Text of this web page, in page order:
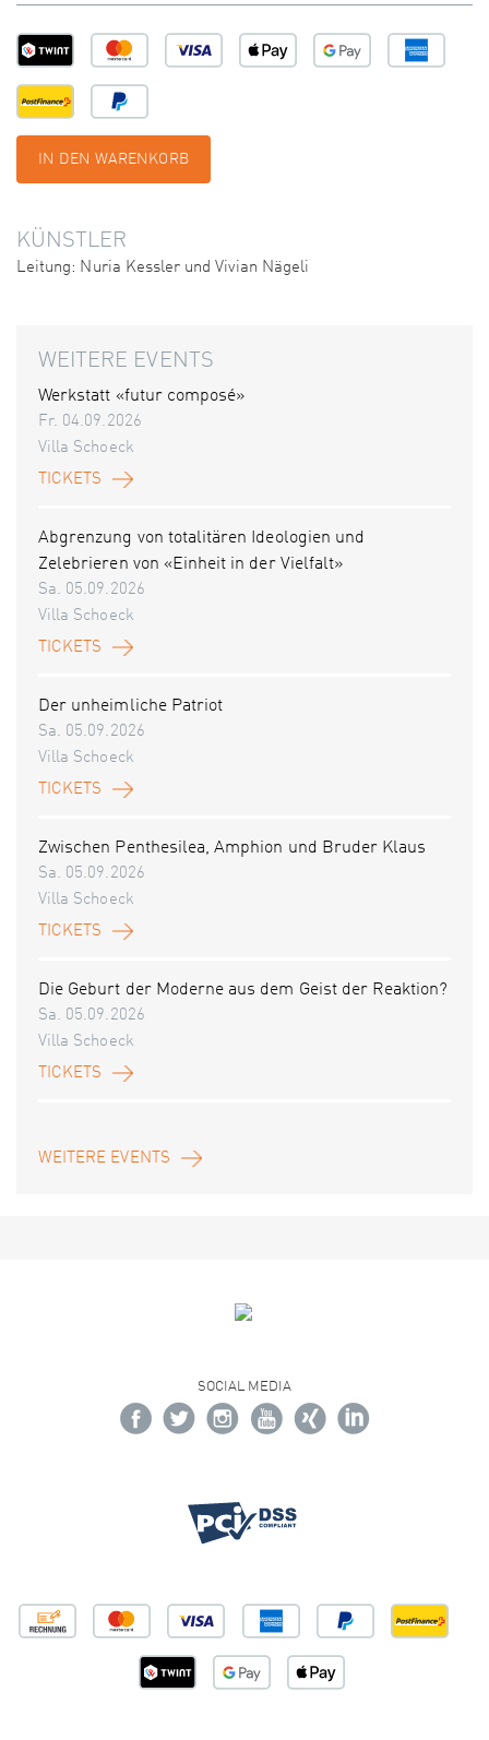
IN DEN WARENKORB
KÜNSTLER
Leitung: Nuria Kessler und Vivian Nägeli
WEITERE EVENTS
Werkstatt «futur composé»
Fr. 04.09.2026
Villa Schoeck
TICKETS
Abgrenzung von totalitären Ideologien und
Zelebrieren von «Einheit in der Vielfalt»
Sa. 05.09.2026
Villa Schoeck
TICKETS
Der unheimliche Patriot
Sa. 05.09.2026
Villa Schoeck
TICKETS
Zwischen Penthesilea, Amphion und Bruder Klaus
Sa. 05.09.2026
Villa Schoeck
TICKETS
Die Geburt der Moderne aus dem Geist der Reaktion?
Sa. 05.09.2026
Villa Schoeck
TICKETS
WEITERE EVENTS
SOCIAL MEDIA